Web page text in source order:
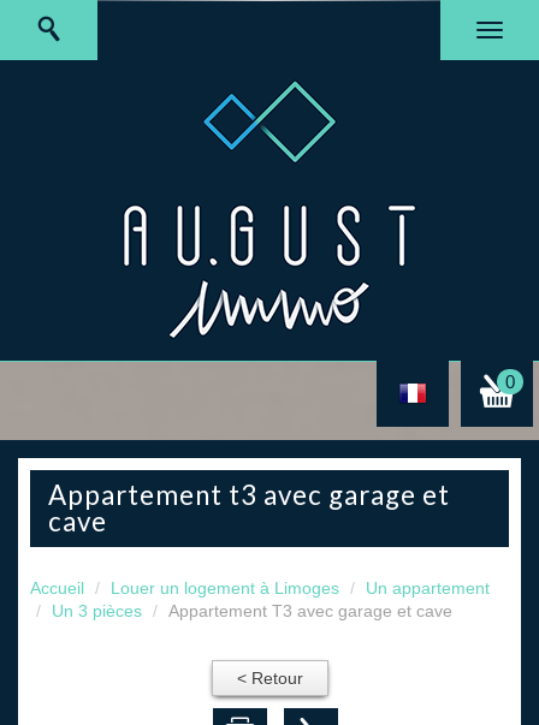
0
appartement t3 avec garage et
cave
Accueil Louer un logement à Limoges
Un appartement
Un 3 pièces
Appartement T3 avec garage et cave
< Retour